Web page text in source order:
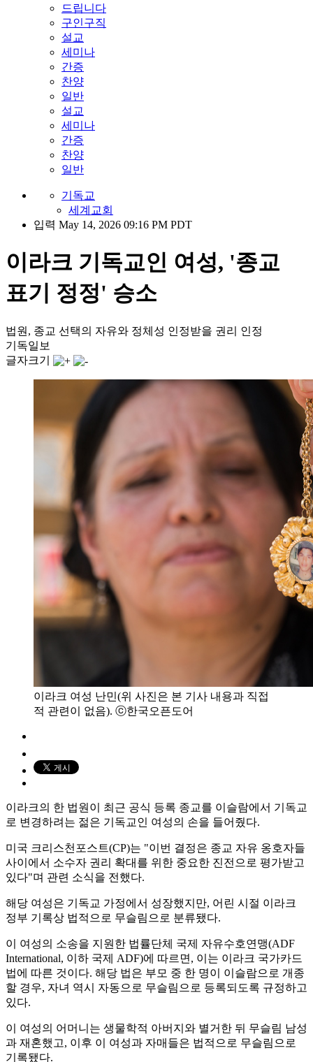
드립니다
구인구직
설교
세미나
간증
찬양
일반
설교
세미나
간증
찬양
일반
기독교
세계교회
입력 May 14, 2026 09:16 PM PDT
이라크 기독교인 여성, '종교
표기 정정' 승소
법원, 종교 선택의 자유와 정체성 인정받을 권리 인정
기독일보
글자크기
이라크 여성 난민(위 사진은 본 기사 내용과 직접
적 관련이 없음). ⓒ한국오픈도어
이라크의 한 법원이 최근 공식 등록 종교를 이슬람에서 기독교
로 변경하려는 젊은 기독교인 여성의 손을 들어줬다.
미국 크리스천포스트(CP)는 "이번 결정은 종교 자유 옹호자들
사이에서 소수자 권리 확대를 위한 중요한 진전으로 평가받고
있다"며 관련 소식을 전했다.
해당 여성은 기독교 가정에서 성장했지만, 어린 시절 이라크
정부 기록상 법적으로 무슬림으로 분류됐다.
이 여성의 소송을 지원한 법률단체 국제 자유수호연맹(ADF
International, 이하 국제 ADF)에 따르면, 이는 이라크 국가카드
법에 따른 것이다. 해당 법은 부모 중 한 명이 이슬람으로 개종
할 경우, 자녀 역시 자동으로 무슬림으로 등록되도록 규정하고
있다.
이 여성의 어머니는 생물학적 아버지와 별거한 뒤 무슬림 남성
과 재혼했고, 이후 이 여성과 자매들은 법적으로 무슬림으로
기록됐다.